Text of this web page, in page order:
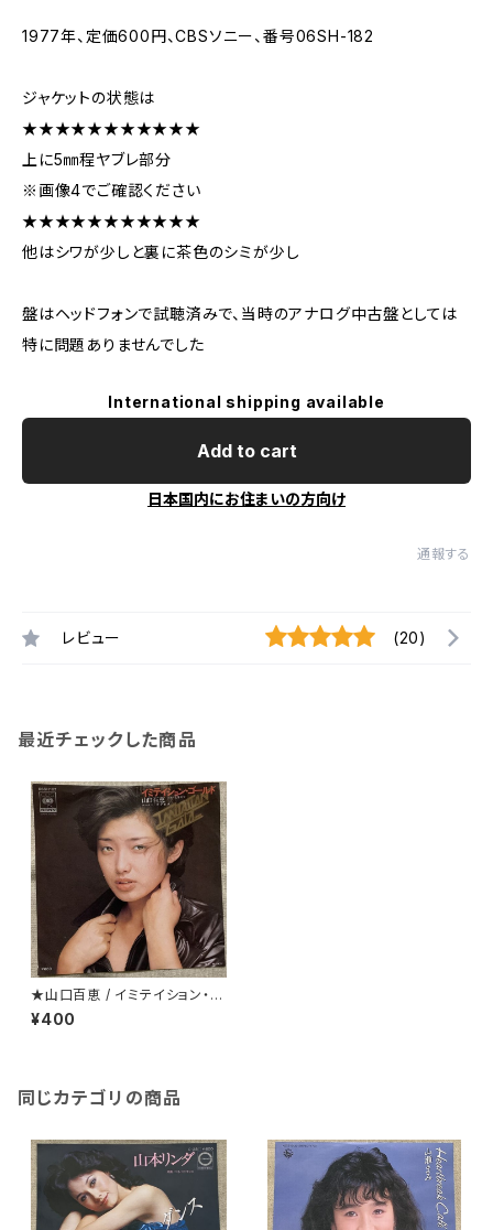
1977年、定価600円、CBSソニー、番号06SH-182
ジャケットの状態は
★★★★★★★★★★★
上に5㎜程ヤブレ部分
※画像4でご確認ください
★★★★★★★★★★★
他はシワが少しと裏に茶色のシミが少し
盤はヘッドフォンで試聴済みで、当時のアナログ中古盤としては
特に問題ありませんでした
International shipping available
Add to cart
日本国内にお住まいの方向け
通報する
レビュー (20)
最近チェックした商品
★山口百恵 / イミテイション・ゴ
ールド
¥400
同じカテゴリの商品